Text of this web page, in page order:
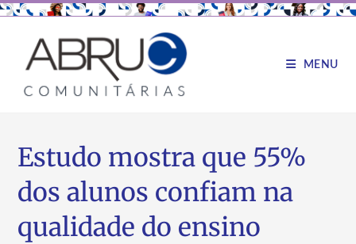
MENU
Estudo mostra que 55%
dos alunos confiam na
qualidade do ensino